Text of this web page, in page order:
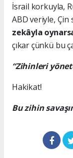
İsrail korkuyla,
ABD veriyle, Çin
zekâyla
çıkar çünkü bu
“Zihinleri
Hakikat!
Bu zihin